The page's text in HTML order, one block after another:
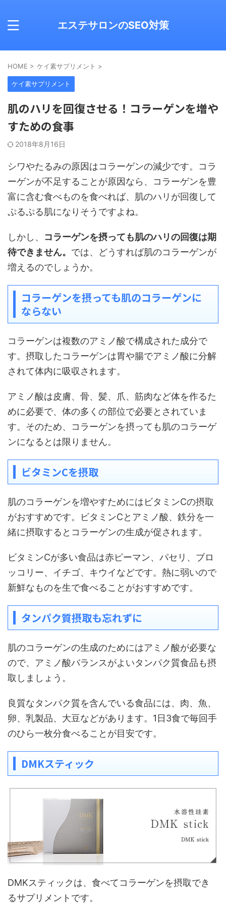
エステサロンのSEO対策
HOME > ケイ素サプリメント >
ケイ素サプリメント
肌のハリを回復させる！コラーゲンを増や
すための食事
2018年8月16日
シワやたるみの原因はコラーゲンの減少です。コラ
ーゲンが不足することが原因なら、コラーゲンを豊
富に含む食べものを食べれば、肌のハリが回復して
ぷるぷる肌になりそうですよね。
しかし、 コラーゲンを摂っても肌のハリの回復は期
待できません。 では、どうすれば肌のコラーゲンが
増えるのでしょうか。
コラーゲンを摂っても肌のコラーゲンに
ならない
コラーゲンは複数のアミノ酸で構成された成分で
す。摂取したコラーゲンは胃や腸でアミノ酸に分解
されて体内に吸収されます。
アミノ酸は皮膚、骨、髪、爪、筋肉など体を作るた
めに必要で、体の多くの部位で必要とされていま
す。そのため、コラーゲンを摂っても肌のコラーゲ
ンになるとは限りません。
ビタミンCを摂取
肌のコラーゲンを増やすためにはビタミンCの摂取
がおすすめです。ビタミンCとアミノ酸、鉄分を一
緒に摂取するとコラーゲンの生成が促されます。
ビタミンCが多い食品は赤ピーマン、パセリ、ブロ
ッコリー、イチゴ、キウイなどです。熱に弱いので
新鮮なものを生で食べることがおすすめです。
タンパク質摂取も忘れずに
肌のコラーゲンの生成のためにはアミノ酸が必要な
ので、アミノ酸バランスがよいタンパク質食品も摂
取しましょう。
良質なタンパク質を含んでいる食品には、肉、魚、
卵、乳製品、大豆などがあります。1日3食で毎回手
のひら一枚分食べることが目安です。
DMKスティック
DMKスティックは、食べてコラーゲンを摂取でき
るサプリメントです。